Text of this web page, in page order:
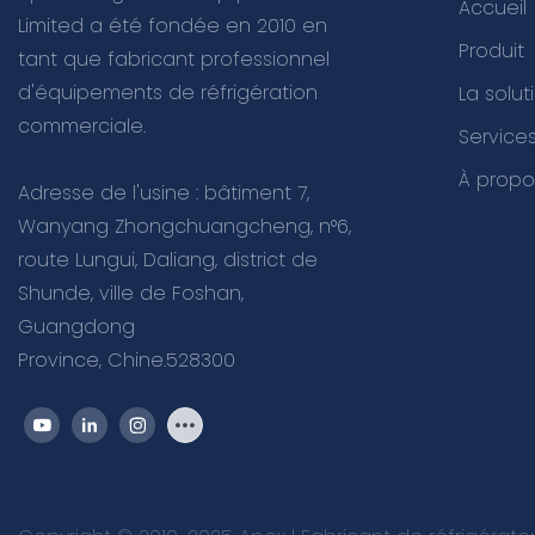
Limited a été fondée en 2010 en
tant que fabricant professionnel
d'équipements de réfrigération
commerciale.
Adresse de l'usine : bâtiment 7,
Wanyang Zhongchuangcheng, n°6,
route Lungui, Daliang, district de
Shunde, ville de Foshan,
Guangdong
Province, Chine.528300
Accueil
Produit
La
À